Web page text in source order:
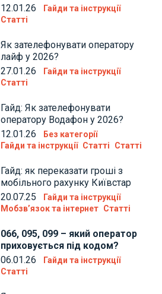
12.01.26
Гайди та інструкції
Статті
Як зателефонувати оператору
лайф у 2026?
27.01.26
Гайди та інструкції
Статті
Гайд: Як зателефонувати
оператору Водафон у 2026?
12.01.26
Без категорії
Гайди та інструкції Статті Статті
Гайд: як переказати гроші з
мобільного рахунку Київстар
20.07.25
Гайди та інструкції
Мобзв’язок та інтернет Статті
066, 095, 099 – який оператор
приховується під кодом?
06.01.26
Гайди та інструкції
Статті